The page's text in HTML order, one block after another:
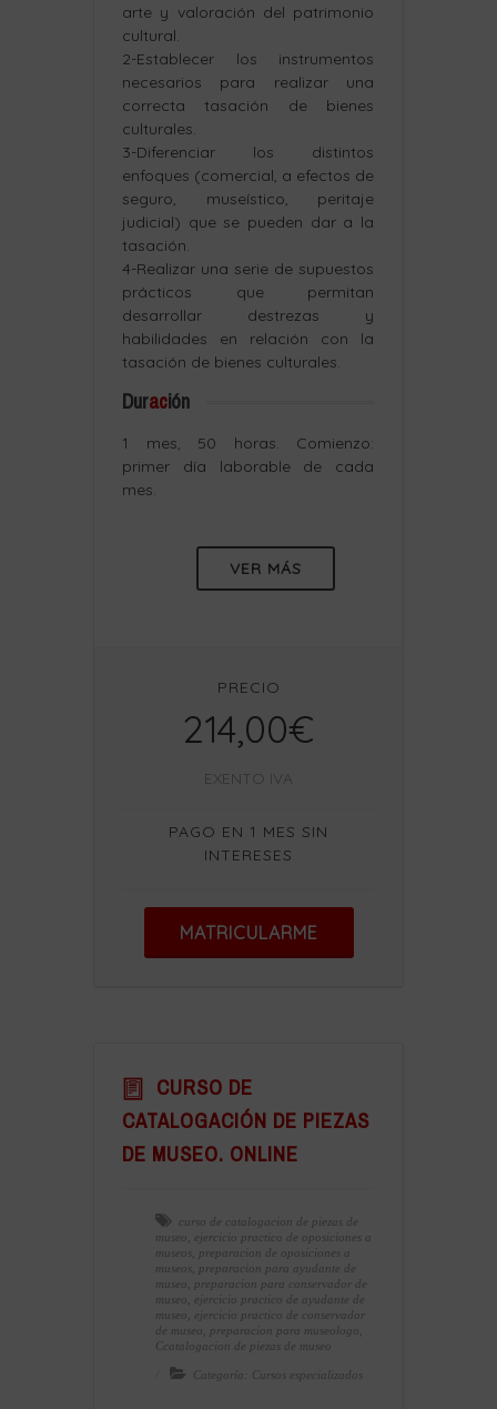
arte y valoración del patrimonio
cultural.
2-Establecer los instrumentos
necesarios para realizar una
correcta tasación de bienes
culturales.
3-Diferenciar los distintos
enfoques (comercial, a efectos de
seguro, museístico, peritaje
judicial) que se pueden dar a la
tasación.
4-Realizar una serie de supuestos
prácticos que permitan
desarrollar destrezas y
habilidades en relación con la
tasación de bienes culturales.
Duración
1 mes, 50 horas. Comienzo:
primer día laborable de cada
mes.
VER MÁS
PRECIO
214,00€
EXENTO IVA
PAGO EN 1 MES SIN
INTERESES
MATRICULARME
CURSO DE
CATALOGACIÓN DE PIEZAS
DE MUSEO. ONLINE
curso de catalogacion de piezas de
museo
ejercicio practico de oposiciones a
museos
preparacion de oposiciones a
museos
preparacion para ayudante de
museo
preparacion para conservador de
museo
ejercicio practico de ayudante de
museo
ejercicio practico de conservador
de museo
preparacion para museologo
Ccatalogacion de piezas de museo
Categoría: Cursos especializados